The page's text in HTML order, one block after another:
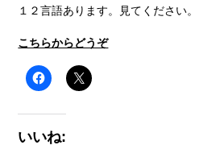
１２言語あります。見てください。
こちらからどうぞ
いいね: